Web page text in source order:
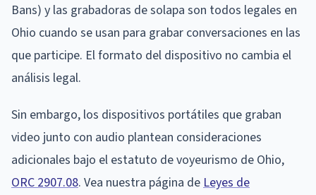
Bans) y las grabadoras de solapa son todos legales en
Ohio cuando se usan para grabar conversaciones en las
que participe. El formato del dispositivo no cambia el
análisis legal.
Sin embargo, los dispositivos portátiles que graban
video junto con audio plantean consideraciones
adicionales bajo el estatuto de voyeurismo de Ohio,
ORC 2907.08. Vea nuestra página de Leyes de